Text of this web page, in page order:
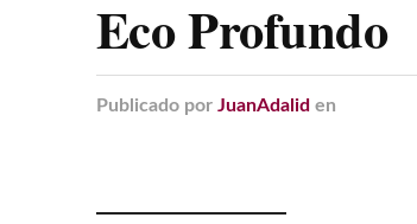
Eco Profundo
Publicado por JuanAdalid en